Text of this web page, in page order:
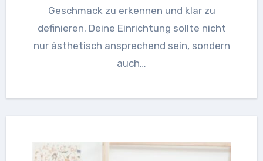
Geschmack zu erkennen und klar zu
definieren. Deine Einrichtung sollte nicht
nur ästhetisch ansprechend sein, sondern
auch…